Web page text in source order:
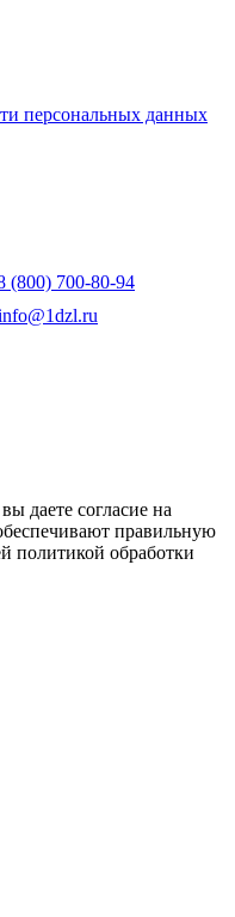
персональных данных
(800) 700-80-94
даете согласие на
правильную
политикой обработки